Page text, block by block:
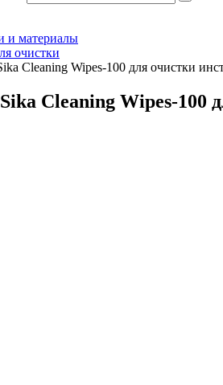
и материалы
очистки
Cleaning Wipes-100 для очистки
Cleaning Wipes-100